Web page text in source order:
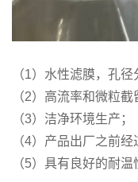
（1）水性滤膜，孔
（2）高流率和微粒截
（3）洁净环境生产；
（4）产品出厂之前
（5）具有良好的耐温